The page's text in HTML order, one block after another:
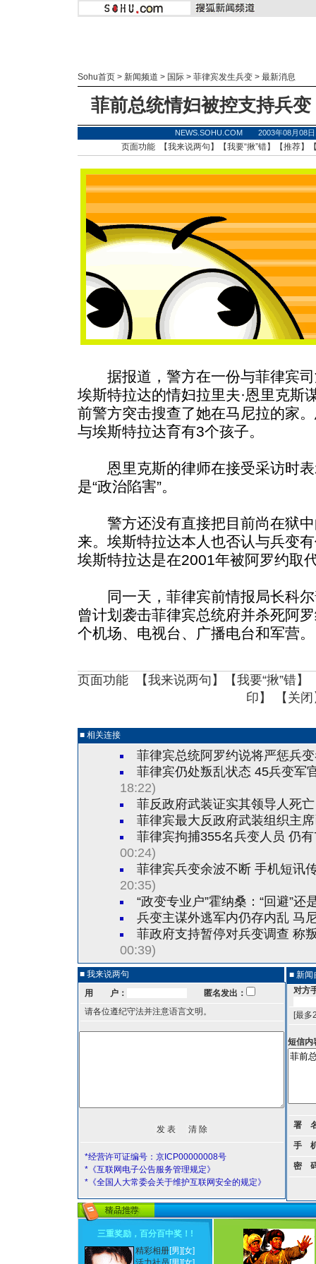
Sohu首页 > 新闻频道 > 国际 > 菲律宾发生兵变 > 最新消息
菲前总统情妇被控支持兵
NEWS.SOHU.COM 2003年08月08
页面功能 【我来说两句 】【我要“揪”错】【推荐】
据报道，警方在一份与菲律宾司
埃斯特拉达的情妇拉里夫·恩里克斯
前警方突击搜查了她在马尼拉的家
与埃斯特拉达育有3个孩子。
恩里克斯的律师在接受采访时表
是“政治陷害”。
警方还没有直接把目前尚在狱中
来。埃斯特拉达本人也否认与兵变
埃斯特拉达是在2001年被阿罗约取
同一天，菲律宾前情报局长科尔
曾计划袭击菲律宾总统府并杀死阿
个机场、电视台、广播电台和军营
页面功能 【我来说两句 】【我要“揪”错】
印 】 【 关闭
■ 相关连接
菲律宾总统阿罗约说将严惩兵
菲律宾仍处叛乱状态 45兵变军
18:22)
菲反政府武装证实其领导人死
菲律宾最大反政府武装组织主
菲律宾拘捕355名兵变人员 仍
00:24)
菲律宾兵变余波不断 手机短讯
20:35)
“政变专业户”霍纳桑：“回避”还
兵变主谋外逃军内仍存内乱 马
菲政府支持暂停对兵变调查 称
00:39)
■ 我来说两句
用 户：
匿名发出：
请各位遵纪守法并注意语言文明。
*经营许可证编号：京ICP00000008号
*《互联网电子公告服务管理规定》
*《全国人大常委会关于维护互联网安全的规定》
■ 新闻
对方
[最多
短信内
署
手
密
三重奖励，百分百中奖！ !
精彩相册[男] [女]